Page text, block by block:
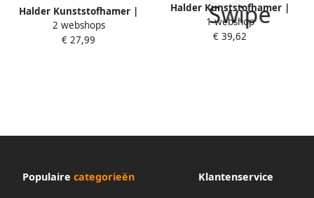
Halder Kunststofhamer |
lengte 300 mm hoofd-d. 20
mm | hickory terugslagvrij |
2 webshops
€ 27,99
Halder Kunststofhamer |
lengte 305 mm kop d. 40 mm
| stalen buis | hard
1 webshop
€ 39,62
Populaire categorieën Klantenservice